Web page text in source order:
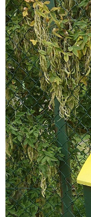
WEBSHOP
ANTIDOPING
LIU GYMNASIUM-